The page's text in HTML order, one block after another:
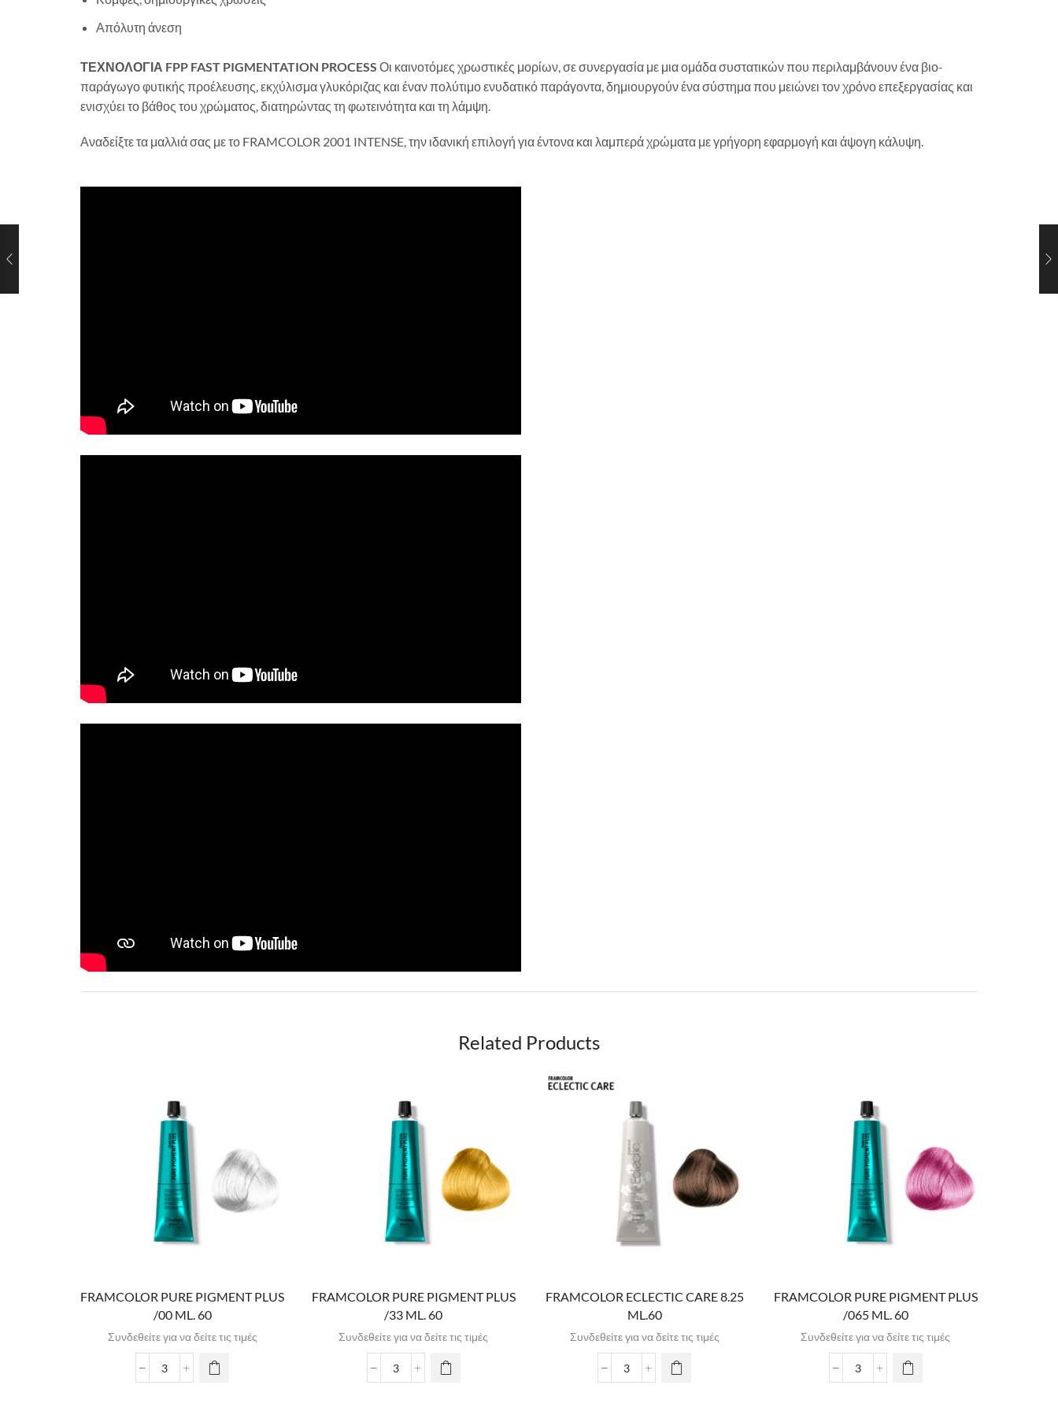
Απόλυτη άνεση
ΤΕΧΝΟΛΟΓΙΑ FPP FAST PIGMENTATION PROCESS Οι καινοτόμες χρωστικές μορίων, σε συνεργασία με μια ομάδα συστατικών που περιλαμβάνουν ένα βιο-
παράγωγο φυτικής προέλευσης, εκχύλισμα γλυκόριζας και έναν πολύτιμο ενυδατικό παράγοντα, δημιουργούν ένα σύστημα που μειώνει τον χρόνο επεξεργασίας και
ενισχύει το βάθος του χρώματος, διατηρώντας τη φωτεινότητα και τη λάμψη.
Αναδείξτε τα μαλλιά σας με το FRAMCOLOR 2001 INTENSE, την ιδανική επιλογή για έντονα και λαμπερά χρώματα με γρήγορη εφαρμογή και άψογη κάλυψη.
Related Products
FRAMCOLOR PURE PIGMENT PLUS
/00 ML. 60
Συνδεθείτε για να δείτε τις τιμές
FRAMCOLOR PURE PIGMENT PLUS
/33 ML. 60
Συνδεθείτε για να δείτε τις τιμές
FRAMCOLOR ECLECTIC CARE 8.25
ML.60
Συνδεθείτε για να δείτε τις τιμές
FRAMCOLOR PURE PIGMENT PLUS
/065 ML. 60
Συνδεθείτε για να δείτε τις τιμές